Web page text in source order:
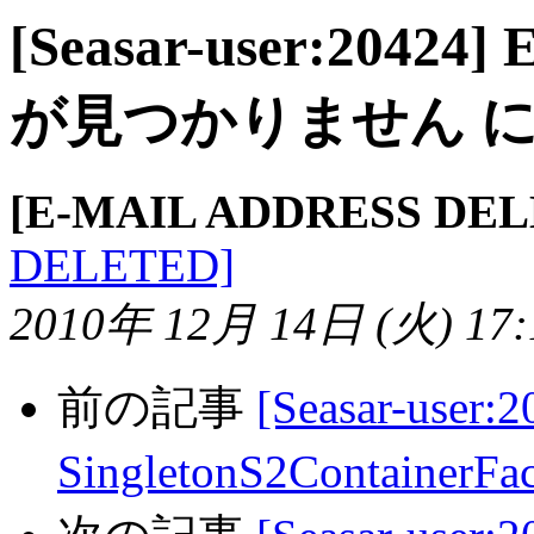
[Seasar-user:20424]
が見つかりません
[E-MAIL ADDRESS
DELETED]
2010年 12月 14日 (火)
前の記事 [Seasar-